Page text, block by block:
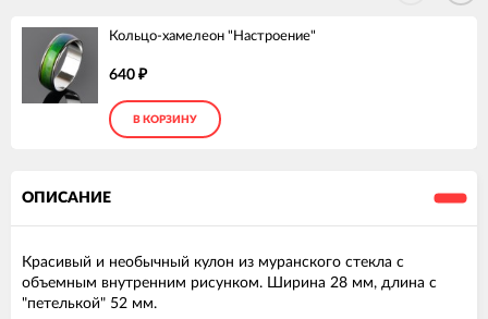
Кольцо-хамелеон "Настроение"
640 ₽
В КОРЗИНУ
ОПИСАНИЕ
Красивый и необычный кулон из муранского стекла с
объемным внутренним рисунком. Ширина 28 мм, длина с
"петелькой" 52 мм.